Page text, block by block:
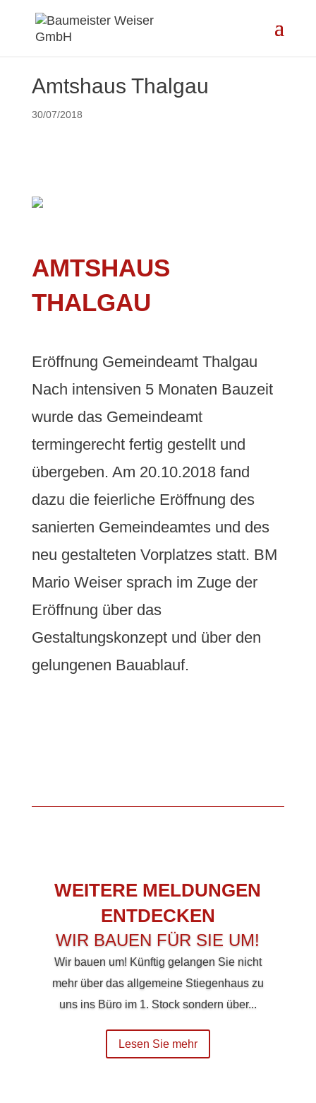
Amtshaus Thalgau
30/07/2018
AMTSHAUS
THALGAU
Eröffnung Gemeindeamt Thalgau
Nach intensiven 5 Monaten Bauzeit
wurde das Gemeindeamt
termingerecht fertig gestellt und
übergeben. Am 20.10.2018 fand
dazu die feierliche Eröffnung des
sanierten Gemeindeamtes und des
neu gestalteten Vorplatzes statt. BM
Mario Weiser sprach im Zuge der
Eröffnung über das
Gestaltungskonzept und über den
gelungenen Bauablauf.
WEITERE MELDUNGEN
ENTDECKEN
WIR BAUEN FÜR SIE UM!
Wir bauen um! Künftig gelangen Sie nicht
mehr über das allgemeine Stiegenhaus zu
uns ins Büro im 1. Stock sondern über...
Lesen Sie mehr